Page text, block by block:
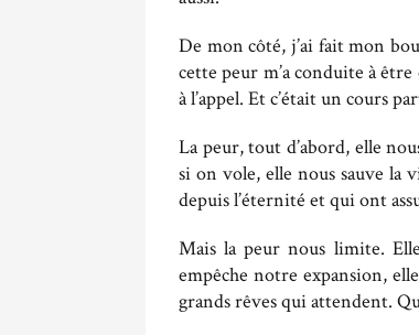
De mon côté, j’ai fait mon
cette peur m’a conduite à
à l’appel. Et c’était un cours
La peur, tout d’abord, elle
si on vole, elle nous sauve la
depuis l’éternité et qui ont
Mais la peur nous limite.
empêche notre expansion,
grands rêves qui attendent.